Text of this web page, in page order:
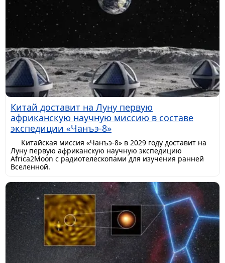
Китай доставит на Луну первую
африканскую научную миссию в составе
экспедиции «Чанъэ-8»
Китайская миссия «Чанъэ-8» в 2029 году доставит на
Луну первую африканскую научную экспедицию
Africa2Moon с радиотелескопами для изучения ранней
Вселенной.